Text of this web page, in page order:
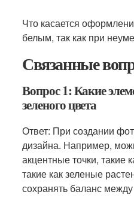
Что касается
белым, так как при
Связанные
Вопрос 1: Какие
зеленого цвета
Ответ: При создании
дизайна. Например,
акцентные точки, такие
такие как зеленые
сохранять баланс